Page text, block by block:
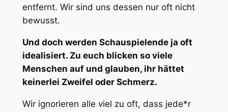
entfernt. Wir sind uns dessen nur oft nicht
bewusst.
Und doch werden Schauspielende ja oft
idealisiert. Zu euch blicken so viele
Menschen auf und glauben, ihr hättet
keinerlei Zweifel oder Schmerz.
Wir ignorieren alle viel zu oft, dass jede*r